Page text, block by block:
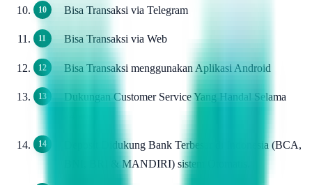
Bisa Transaksi via Telegram
Bisa Transaksi via Web
Bisa Transaksi menggunakan Aplikasi Android
Dukungan Customer Service Yang Handal Selama
Deposit Didukung Bank Terbesar di Indonesia (BCA,
BNI, BRI & MANDIRI) sistem Otomatis.